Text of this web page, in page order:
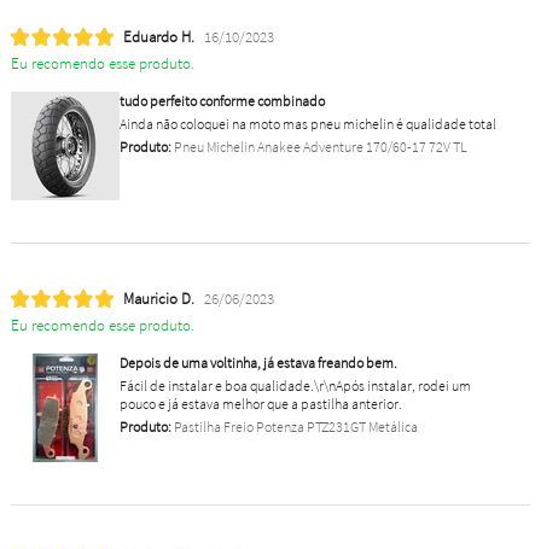
Eduardo H. 16/10/2023
Eu recomendo esse produto.
tudo perfeito conforme combinado
Ainda não coloquei na moto mas pneu michelin é qualidade total
Produto:Pneu Michelin Anakee Adventure 170/60-17 72V TL
Mauricio D. 26/06/2023
Eu recomendo esse produto.
Depois de uma voltinha, já estava freando bem.
Fácil de instalar e boa qualidade.\r\nApós instalar, rodei um
pouco e já estava melhor que a pastilha anterior.
Produto:Pastilha Freio Potenza PTZ231GT Metálica